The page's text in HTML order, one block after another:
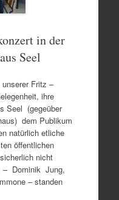
in der
Seel
Fritz –
ihre
Seel (gegeüber
dem Publikum
natürlich etliche
öffentlichen
nicht
– Dominik Jung,
– standen